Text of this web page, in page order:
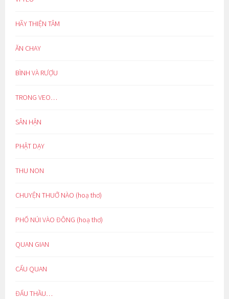
HÃY THIỆN TÂM
ĂN CHAY
BÌNH VÀ RƯỢU
TRONG VEO…
SÂN HẬN
PHẬT DẠY
THU NON
CHUYỆN THUỞ NÀO (hoạ thơ)
PHỐ NÚI VÀO ĐÔNG (hoạ thơ)
QUAN GIAN
CẨU QUAN
ĐẤU THẦU…